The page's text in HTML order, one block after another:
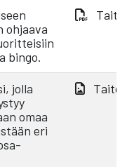
ohjaava
bingo.
jolla
omaa
eri